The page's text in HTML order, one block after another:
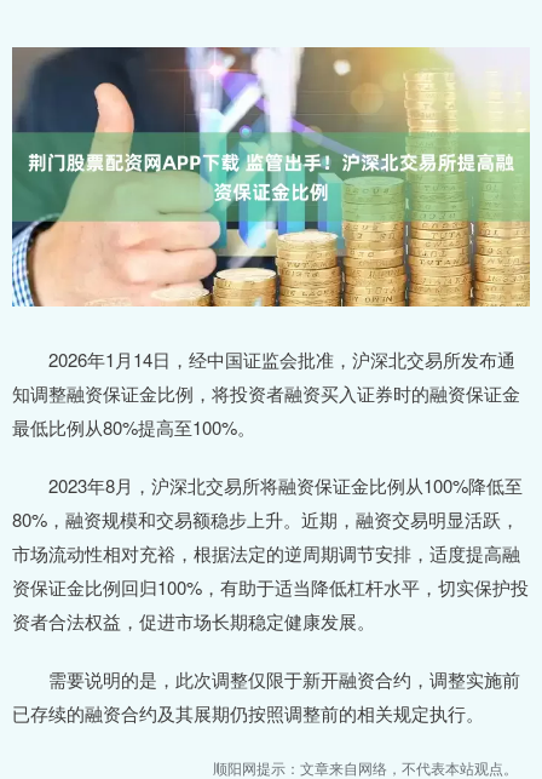
2026年1月14日，经中国证监会批准，沪深北交易所发布通
知调整融资保证金比例，将投资者融资买入证券时的融资保证金
最低比例从80%提高至100%。
2023年8月，沪深北交易所将融资保证金比例从100%降低至
80%，融资规模和交易额稳步上升。近期，融资交易明显活跃，
市场流动性相对充裕，根据法定的逆周期调节安排，适度提高融
资保证金比例回归100%，有助于适当降低杠杆水平，切实保护投
资者合法权益，促进市场长期稳定健康发展。
需要说明的是，此次调整仅限于新开融资合约，调整实施前
已存续的融资合约及其展期仍按照调整前的相关规定执行。
顺阳网提示：文章来自网络，不代表本站观点。